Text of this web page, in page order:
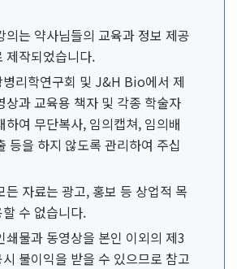
의는 약사님들의 교육과 정보 제공
제작되었습니다.
병리학연구회 및 J&H Bio에서 제
상과 교육용 책자 및 각종 학술자
하여 무단복사, 임의캡쳐, 임의배
등을 하지 않도록 관리하여 주십
든 자료는 광고, 홍보 등 상업적 목
수 없습니다.
쇄물과 동영상을 본인 이외의 제3
불이익을 받을 수 있으므로 참고